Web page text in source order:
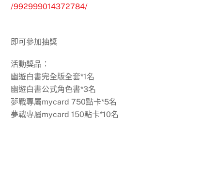
/992999014372784/
即可參加抽獎
活動獎品：
幽遊白書完全版全套*1名
幽遊白書公式角色書*3名
夢戰專屬mycard 750點卡*5名
夢戰專屬mycard 150點卡*10名